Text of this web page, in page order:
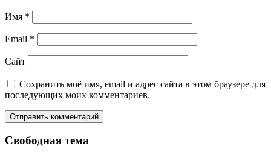
Имя *
Email *
Сайт
Сохранить моё имя, email и адрес сайта в этом браузере для
последующих моих комментариев.
Свободная тема